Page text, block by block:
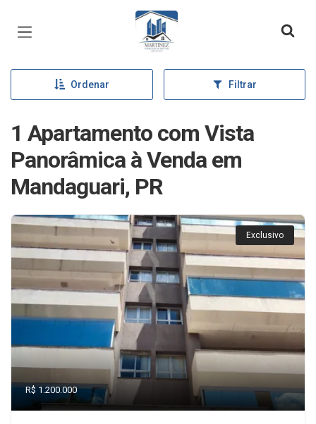
Página inicial
Ordenar Filtrar
1 Apartamento com Vista
Panorâmica à Venda em
Mandaguari, PR
Exclusivo
R$ 1.200.000